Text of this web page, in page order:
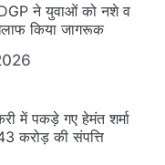
DGP ने युवाओं को नशे व
किया जागरूक
में पकड़े गए हेमंत शर्मा
करोड़ की संपत्ति